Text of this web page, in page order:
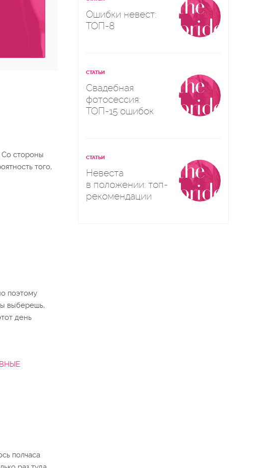
Со стороны
того,
поэтому
выберешь,
день
полчаса
Ошибки невест:
ТОП-8
СТАТЬИ
Свадебная
фотосессия:
ТОП-15 ошибок
СТАТЬИ
Невеста
в положении: топ-
рекомендации